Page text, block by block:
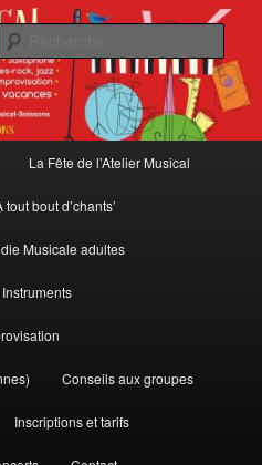
La Fête de l’Atelier Musical
tout bout d’chants’
Musicale adultes
Instruments
Conseils aux groupes
Inscriptions et tarifs